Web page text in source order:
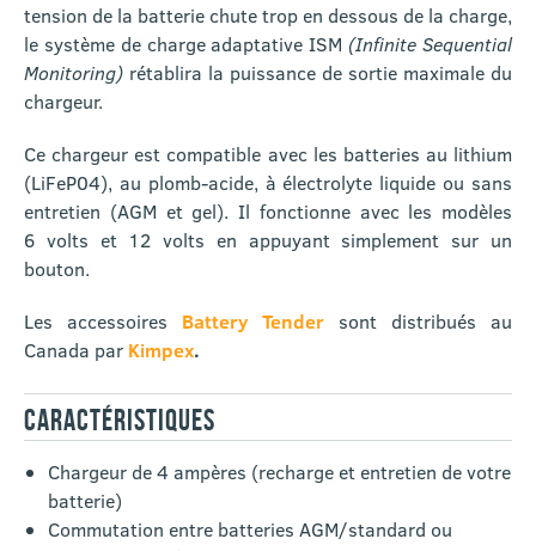
tension de la batterie chute trop en dessous de la charge,
le système de charge adaptative ISM (Infinite Sequential
Monitoring) rétablira la puissance de sortie maximale du
chargeur.
Ce chargeur est compatible avec les batteries au lithium
(LiFeP04), au plomb-acide, à électrolyte liquide ou sans
entretien (AGM et gel). Il fonctionne avec les modèles
6 volts et 12 volts en appuyant simplement sur un
bouton.
Les accessoires Battery Tender sont distribués au
Canada par Kimpex.
CARACTÉRISTIQUES
Chargeur de 4 ampères (recharge et entretien de votre
batterie)
Commutation entre batteries AGM/standard ou